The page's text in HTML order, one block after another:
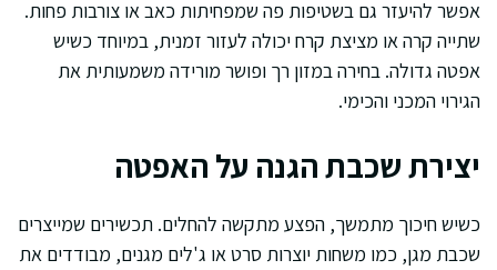
אפשר להיעזר גם בשטיפות פה שמפחיתות כאב או צורבות פחות.
שתייה קרה או מציצת קרח יכולה לעזור זמנית, במיוחד כשיש
אפטה גדולה. בחירה במזון רך ופושר מורידה משמעותית את
הגירוי המכני והכימי.
יצירת שכבת הגנה על האפטה
כשיש חיכוך מתמשך, הפצע מתקשה להחלים. תכשירים שמייצרים
שכבת מגן, כמו משחות יוצרות סרט או ג'לים מגנים, מבודדים את